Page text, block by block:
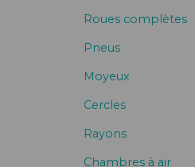
Roues complètes
Pneus
Moyeux
Cercles
Rayons
Chambres à air